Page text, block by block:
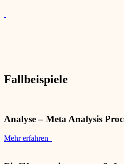
Fallbeispiele
Analyse – Meta Analysis
Mehr erfahren